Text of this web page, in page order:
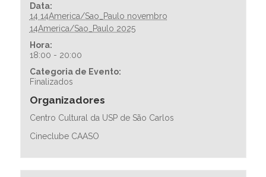
Data:
14 14America/Sao_Paulo novembro
14America/Sao_Paulo 2025
Hora:
18:00 - 20:00
Categoria de Evento:
Finalizados
Organizadores
Centro Cultural da USP de São Carlos
Cineclube CAASO